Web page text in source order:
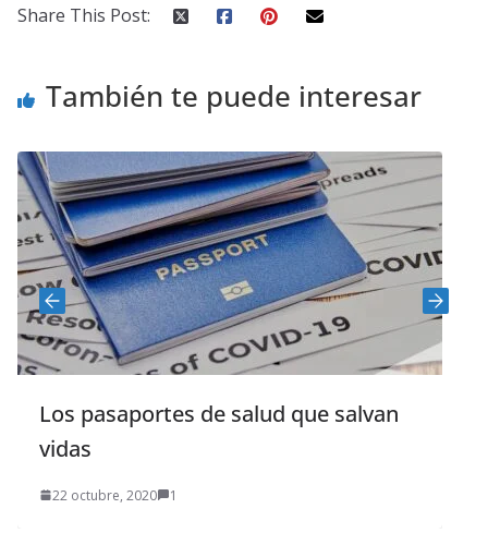
Share This Post:
También te puede interesar
Los pasaportes de salud que salvan
vidas
22 octubre, 2020 1